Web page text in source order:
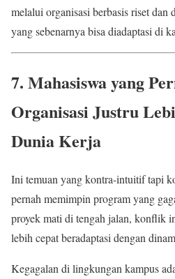
melalui organisasi berbasis riset
yang sebenarnya bisa diadaptasi di
7. Mahasiswa yang
Organisasi Justru
Dunia Kerja
Ini temuan yang kontra-intuitif tapi
pernah memimpin program yang
proyek mati di tengah jalan, konflik
lebih cepat beradaptasi dengan
Kegagalan di lingkungan kampus